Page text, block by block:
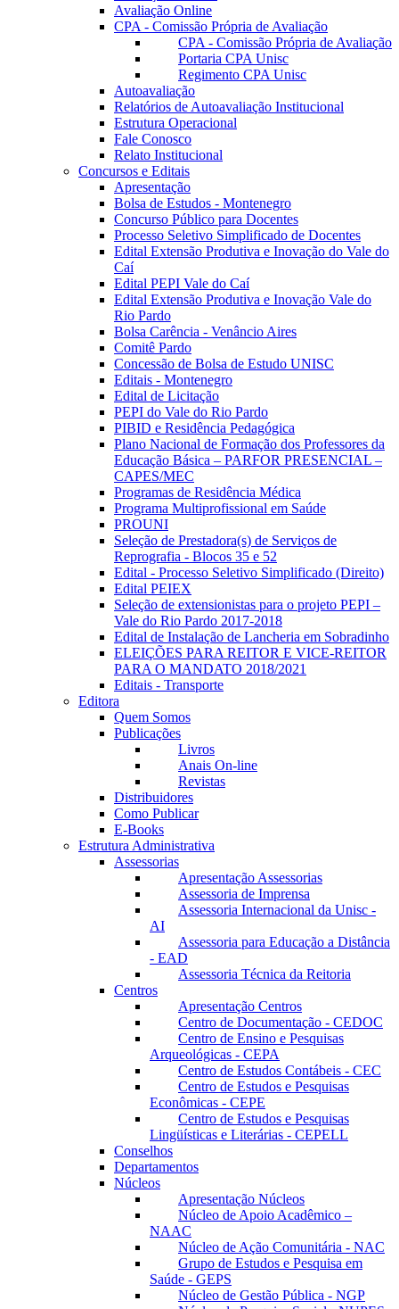
Avaliação Online
CPA - Comissão Própria de Avaliação
CPA - Comissão Própria de Avaliação
Portaria CPA Unisc
Regimento CPA Unisc
Autoavaliação
Relatórios de Autoavaliação Institucional
Estrutura Operacional
Fale Conosco
Relato Institucional
Concursos e Editais
Apresentação
Bolsa de Estudos - Montenegro
Concurso Público para Docentes
Processo Seletivo Simplificado de Docentes
Edital Extensão Produtiva e Inovação do Vale do
Caí
Edital PEPI Vale do Caí
Edital Extensão Produtiva e Inovação Vale do
Rio Pardo
Bolsa Carência - Venâncio Aires
Comitê Pardo
Concessão de Bolsa de Estudo UNISC
Editais - Montenegro
Edital de Licitação
PEPI do Vale do Rio Pardo
PIBID e Residência Pedagógica
Plano Nacional de Formação dos Professores da
Educação Básica – PARFOR PRESENCIAL –
CAPES/MEC
Programas de Residência Médica
Programa Multiprofissional em Saúde
PROUNI
Seleção de Prestadora(s) de Serviços de
Reprografia - Blocos 35 e 52
Edital - Processo Seletivo Simplificado (Direito)
Edital PEIEX
Seleção de extensionistas para o projeto PEPI –
Vale do Rio Pardo 2017-2018
Edital de Instalação de Lancheria em Sobradinho
ELEIÇÕES PARA REITOR E VICE-REITOR
PARA O MANDATO 2018/2021
Editais - Transporte
Editora
Quem Somos
Publicações
Livros
Anais On-line
Revistas
Distribuidores
Como Publicar
E-Books
Estrutura Administrativa
Assessorias
Apresentação Assessorias
Assessoria de Imprensa
Assessoria Internacional da Unisc -
AI
Assessoria para Educação a Distância
- EAD
Assessoria Técnica da Reitoria
Centros
Apresentação Centros
Centro de Documentação - CEDOC
Centro de Ensino e Pesquisas
Arqueológicas - CEPA
Centro de Estudos Contábeis - CEC
Centro de Estudos e Pesquisas
Econômicas - CEPE
Centro de Estudos e Pesquisas
Lingüísticas e Literárias - CEPELL
Conselhos
Departamentos
Núcleos
Apresentação Núcleos
Núcleo de Apoio Acadêmico –
NAAC
Núcleo de Ação Comunitária - NAC
Grupo de Estudos e Pesquisa em
Saúde - GEPS
Núcleo de Gestão Pública - NGP